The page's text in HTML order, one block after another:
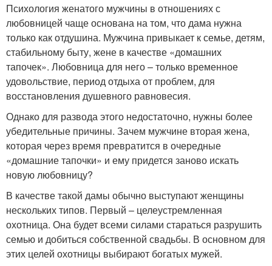
Психология женатого мужчины в отношениях с
любовницей чаще основана на том, что дама нужна
только как отдушина. Мужчина привыкает к семье, детям,
стабильному быту, жене в качестве «домашних
тапочек». Любовница для него – только временное
удовольствие, период отдыха от проблем, для
восстановления душевного равновесия.
Однако для развода этого недостаточно, нужны более
убедительные причины. Зачем мужчине вторая жена,
которая через время превратится в очередные
«домашние тапочки» и ему придется заново искать
новую любовницу?
В качестве такой дамы обычно выступают женщины
нескольких типов. Первый – целеустремленная
охотница. Она будет всеми силами стараться разрушить
семью и добиться собственной свадьбы. В основном для
этих целей охотницы выбирают богатых мужей.